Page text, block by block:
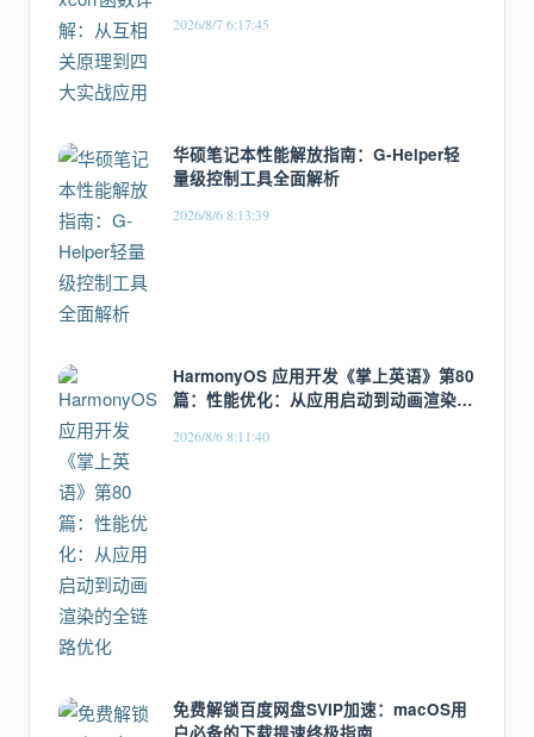
2026/8/7 6:17:45
华硕笔记本性能解放指南：G-Helper轻
量级控制工具全面解析
2026/8/6 8:13:39
HarmonyOS 应用开发《掌上英语》第80
篇：性能优化：从应用启动到动画渲染的
2026/8/6 8:11:40
免费解锁百度网盘SVIP加速：macOS用